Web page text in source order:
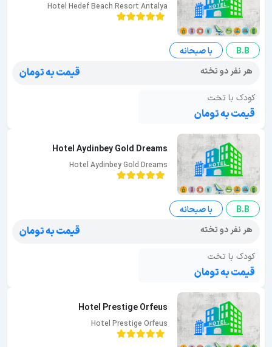
Hotel Hedef Beach Resort Antalya
B.B
با صبحانه
هر نفر دو تخته
قیمت به تومان
کودک با تخت
قیمت به تومان
Hotel Aydinbey Gold Dreams
Hotel Aydinbey Gold Dreams
B.B
با صبحانه
هر نفر دو تخته
قیمت به تومان
کودک با تخت
قیمت به تومان
Hotel Prestige Orfeus
Hotel Prestige Orfeus